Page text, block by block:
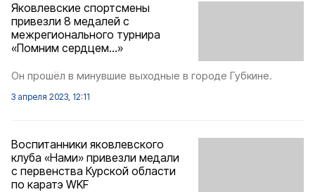
Яковлевские спортсмены
привезли 8 медалей с
межрегионального турнира
«Помним сердцем…»
Он прошёл в минувшие выходные в городе Губкине.
3 апреля 2023, 12:11
Воспитанники яковлевского
клуба «Нами» привезли медали
с первенства Курской области
по каратэ WKF